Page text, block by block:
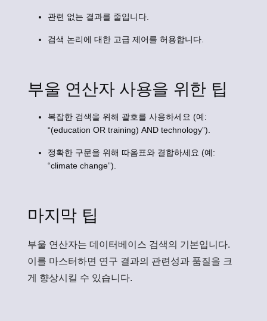
관련 없는 결과를 줄입니다.
검색 논리에 대한 고급 제어를 허용합니다.
부울 연산자 사용을 위한 팁
복잡한 검색을 위해 괄호를 사용하세요 (예:
“(education OR training) AND technology”).
정확한 구문을 위해 따옴표와 결합하세요 (예:
“climate change”).
마지막 팁
부울 연산자는 데이터베이스 검색의 기본입니다.
이를 마스터하면 연구 결과의 관련성과 품질을 크
게 향상시킬 수 있습니다.